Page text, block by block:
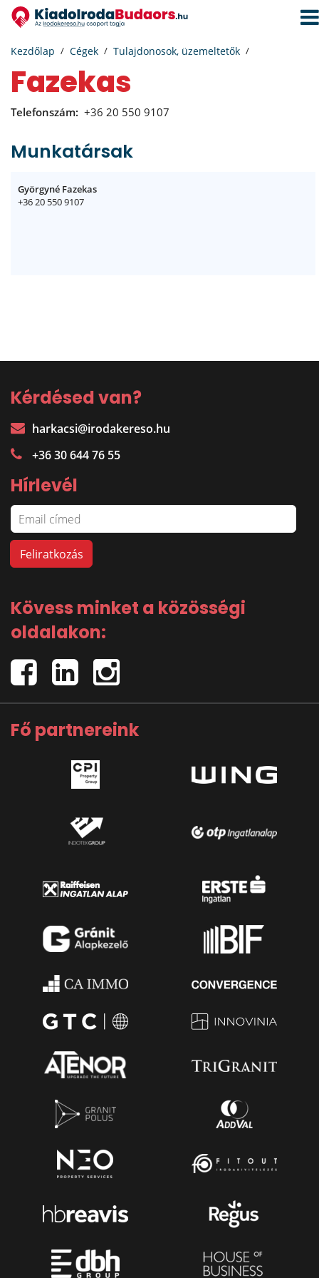
Kezdőlap Cégek Tulajdonosok, üzemeltetők
Fazekas
Telefonszám: +36 20 550 9107
Munkatársak
Györgyné Fazekas
+36 20 550 9107
Kérdésed van?
harkacsi@irodakereso.hu
+36 30 644 76 55
Hírlevél
Kövess minket a közösségi
oldalakon:
Fő partnereink